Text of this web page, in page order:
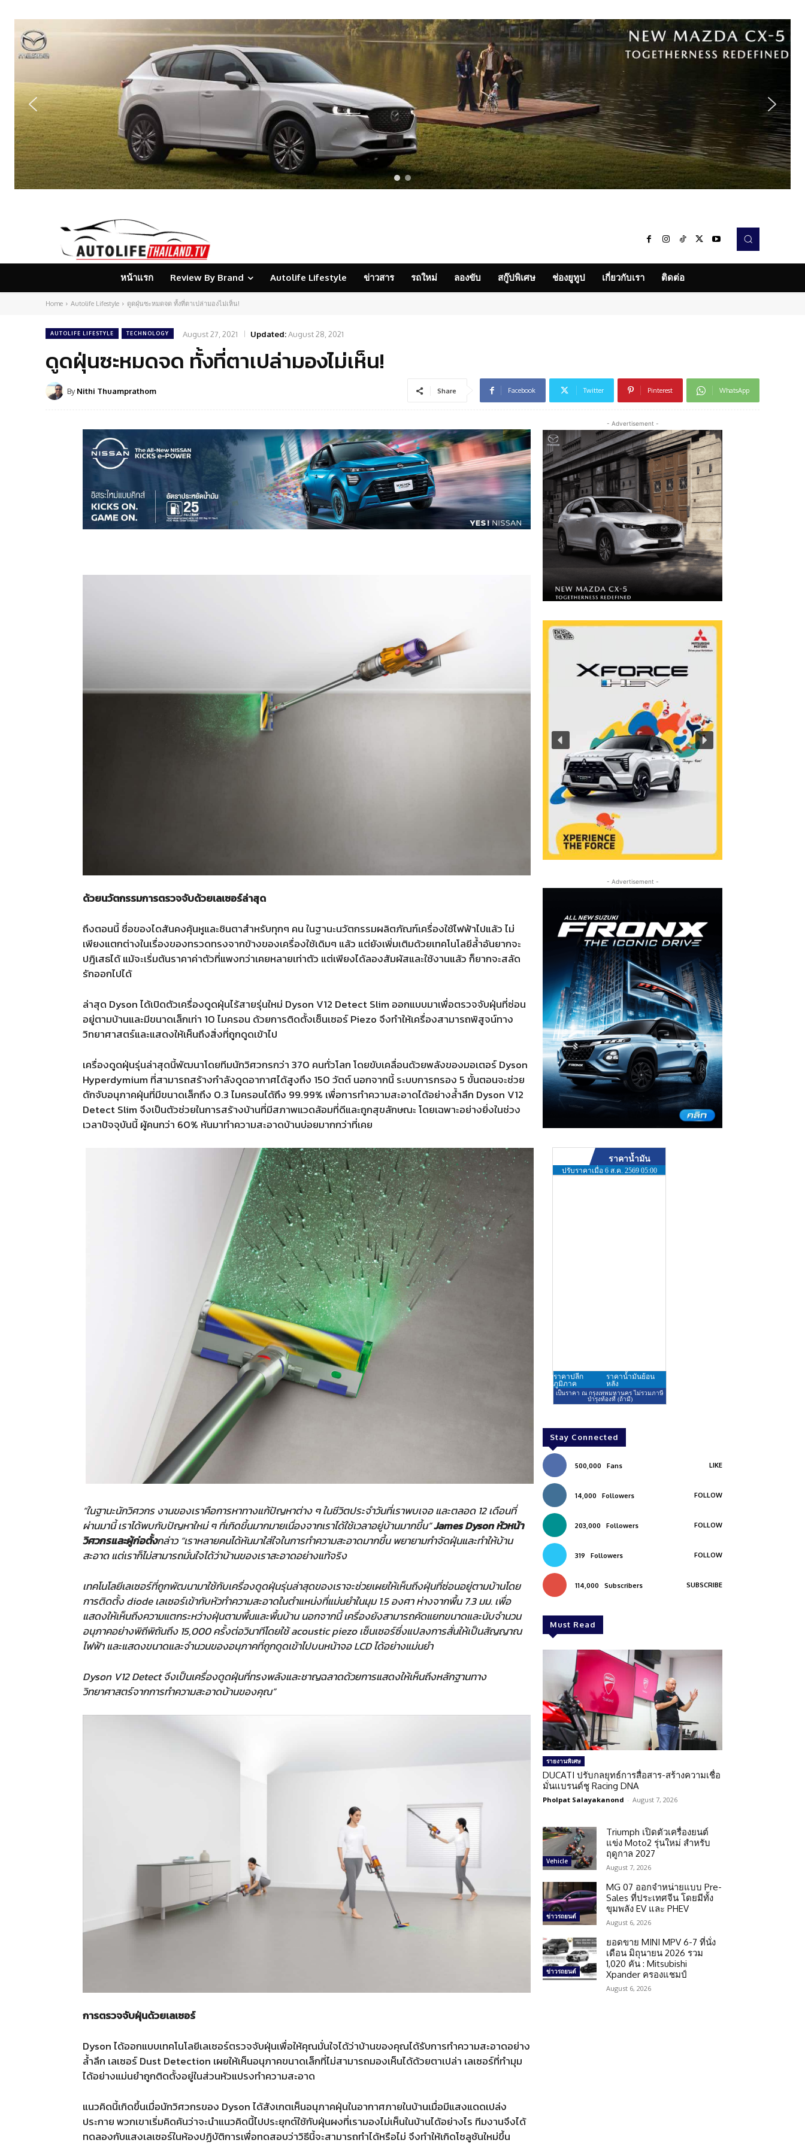
หน้าแรก Review By Brand Autolife Lifestyle ข่าวสาร รถใหม่ ลองขับ สกู๊ปพิเศษ ช่องยูทูป เกี่ยวกับเรา ติดต่อ
Home Autolife Lifestyle ดูดฝุ่นซะหมดจด ทั้งที่ตาเปล่ามองไม่เห็น!
AUTOLIFE LIFESTYLE TECHNOLOGY August 27, 2021 Updated: August 28, 2021
ดูดฝุ่นซะหมดจด ทั้งที่ตาเปล่ามองไม่เห็น!
By Nithi Thuamprathom Share Facebook Twitter Pinterest WhatsApp
ด้วยนวัตกรรมการตรวจจับด้วยเลเซอร์ล่าสุด
ถึงตอนนี้ ชื่อของไดสันคงคุ้นหูและชินตาสำหรับทุกๆ คน ในฐานะนวัตกรรมผลิตภัณฑ์เครื่องใช้ไฟฟ้าไปแล้ว ไม่
เพียงแตกต่างในเรื่องของทรวดทรงจากข้างของเครื่องใช้เดิมๆ แล้ว แต่ยังเพิ่มเติมด้วยเทคโนโลยีล้ำอันยากจะ
ปฎิเสธได้ แม้จะเริ่มต้นราคาค่าตัวที่แพงกว่าเคยหลายเท่าตัว แต่เพียงได้ลองสัมผัสและใช้งานแล้ว ก็ยากจะสลัด
รักออกไปได้
ล่าสุด Dyson ได้เปิดตัวเครื่องดูดฝุ่นไร้สายรุ่นใหม่ Dyson V12 Detect Slim ออกแบบมาเพื่อตรวจจับฝุ่นที่ซ่อน
อยู่ตามบ้านและมีขนาดเล็กเท่า 10 ไมครอน ด้วยการติดตั้งเซ็นเซอร์ Piezo จึงทำให้เครื่องสามารถพิสูจน์ทาง
วิทยาศาสตร์และแสดงให้เห็นถึงสิ่งที่ถูกดูดเข้าไป
เครื่องดูดฝุ่นรุ่นล่าสุดนี้พัฒนาโดยทีมนักวิศวกรกว่า 370 คนทั่วโลก โดยขับเคลื่อนด้วยพลังของมอเตอร์ Dyson
Hyperdymium ที่สามารถสร้างกำลังดูดอากาศได้สูงถึง 150 วัตต์ นอกจากนี้ ระบบการกรอง 5 ขั้นตอนจะช่วย
ดักจับอนุภาคฝุ่นที่มีขนาดเล็กถึง 0.3 ไมครอนได้ถึง 99.99% เพื่อการทำความสะอาดได้อย่างล้ำลึก Dyson V12
Detect Slim จึงเป็นตัวช่วยในการสร้างบ้านที่มีสภาพแวดล้อมที่ดีและถูกสุขลักษณะ โดยเฉพาะอย่างยิ่งในช่วง
เวลาปัจจุบันนี้ ผู้คนกว่า 60% หันมาทำความสะอาดบ้านบ่อยมากกว่าที่เคย
“ในฐานะนักวิศวกร งานของเราคือการหาทางแก้ปัญหาต่าง ๆ ในชีวิตประจำวันที่เราพบเจอ และตลอด 12 เดือนที่
ผ่านมานี้ เราได้พบกับปัญหาใหม่ ๆ ที่เกิดขึ้นมากมายเนื่องจากเราได้ใช้เวลาอยู่บ้านมากขึ้น”James Dyson หัวหน้า
วิศวกรและผู้ก่อตั้งกล่าว “เราหลายคนได้หันมาใส่ใจในการทำความสะอาดมากขึ้น พยายามกำจัดฝุ่นและทำให้บ้าน
สะอาด แต่เราก็ไม่สามารถมั่นใจได้ว่าบ้านของเราสะอาดอย่างแท้จริง
เทคโนโลยีเลเซอร์ที่ถูกพัฒนามาใช้กับเครื่องดูดฝุ่นรุ่นล่าสุดของเราจะช่วยเผยให้เห็นถึงฝุ่นที่ซ่อนอยู่ตามบ้านโดย
การติดตั้ง diode เลเซอร์เข้ากับหัวทำความสะอาดในตำแหน่งที่แม่นยำในมุม 1.5 องศา ห่างจากพื้น 7.3 มม. เพื่อ
แสดงให้เห็นถึงความแตกระหว่างฝุ่นตามพื้นและพื้นบ้าน นอกจากนี้ เครื่องยังสามารถคัดแยกขนาดและนับจำนวน
อนุภาคอย่างพิถีพิถันถึง 15,000 ครั้งต่อวินาทีโดยใช้ acoustic piezo เซ็นเซอร์ซึ่งแปลงการสั่นให้เป็นสัญญาณ
ไฟฟ้า และแสดงขนาดและจำนวนของอนุภาคที่ถูกดูดเข้าไปบนหน้าจอ LCD ได้อย่างแม่นยำ
Dyson V12 Detect จึงเป็นเครื่องดูดฝุ่นที่ทรงพลังและชาญฉลาดด้วยการแสดงให้เห็นถึงหลักฐานทาง
วิทยาศาสตร์จากการทำความสะอาดบ้านของคุณ”
การตรวจจับฝุ่นด้วยเลเซอร์
Dyson ได้ออกแบบเทคโนโลยีเลเซอร์ตรวจจับฝุ่นเพื่อให้คุณมั่นใจได้ว่าบ้านของคุณได้รับการทำความสะอาดอย่าง
ล้ำลึก เลเซอร์ Dust Detection เผยให้เห็นอนุภาคขนาดเล็กที่ไม่สามารถมองเห็นได้ด้วยตาเปล่า เลเซอร์ที่ทำมุม
ได้อย่างแม่นยำถูกติดตั้งอยู่ในส่วนหัวแปรงทำความสะอาด
แนวคิดนี้เกิดขึ้นเมื่อนักวิศวกรของ Dyson ได้สังเกตเห็นอนุภาคฝุ่นในอากาศภายในบ้านเมื่อมีแสงแดดเปล่ง
ประกาย พวกเขาเริ่มคิดค้นว่าจะนำแนวคิดนี้ไปประยุกต์ใช้กับฝุ่นผงที่เรามองไม่เห็นในบ้านได้อย่างไร ทีมงานจึงได้
ทดลองกับแสงเลเซอร์ในห้องปฏิบัติการเพื่อทดสอบว่าวิธีนี้จะสามารถทำได้หรือไม่ จึงทำให้เกิดโซลูชันใหม่ขึ้น
- Advertisement -
- Advertisement -
Stay Connected
500,000 Fans LIKE
14,000 Followers FOLLOW
203,000 Followers FOLLOW
319 Followers FOLLOW
114,000 Subscribers SUBSCRIBE
Must Read
รายงานพิเศษ
DUCATI ปรับกลยุทธ์การสื่อสาร-สร้างความเชื่อ
มั่นแบรนด์ชู Racing DNA
Pholpat Salayakanond - August 7, 2026
Vehicle
Triumph เปิดตัวเครื่องยนต์
แข่ง Moto2 รุ่นใหม่ สำหรับ
ฤดูกาล 2027
August 7, 2026
ข่าวรถยนต์
MG 07 ออกจำหน่ายแบบ Pre-
Sales ที่ประเทศจีน โดยมีทั้ง
ขุมพลัง EV และ PHEV
August 6, 2026
ข่าวรถยนต์
ยอดขาย MINI MPV 6-7 ที่นั่ง
เดือน มิถุนายน 2026 รวม
1,020 คัน : Mitsubishi
Xpander ครองแชมป์
August 6, 2026